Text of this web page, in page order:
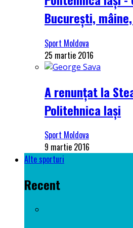
București,
Sport Moldova
25 martie 2016
A renunțat la
Politehnica Iași
Sport Moldova
9 martie 2016
Alte sporturi
Recent